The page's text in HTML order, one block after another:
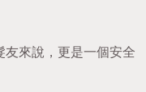
來說，更是一個安全